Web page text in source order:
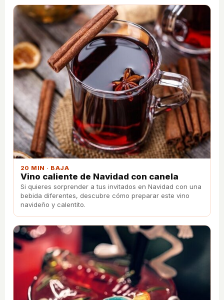
20 MIN · BAJA
Vino caliente de Navidad con canela
Si quieres sorprender a tus invitados en Navidad con una
bebida diferentes, descubre cómo preparar este vino
navideño y calentito.